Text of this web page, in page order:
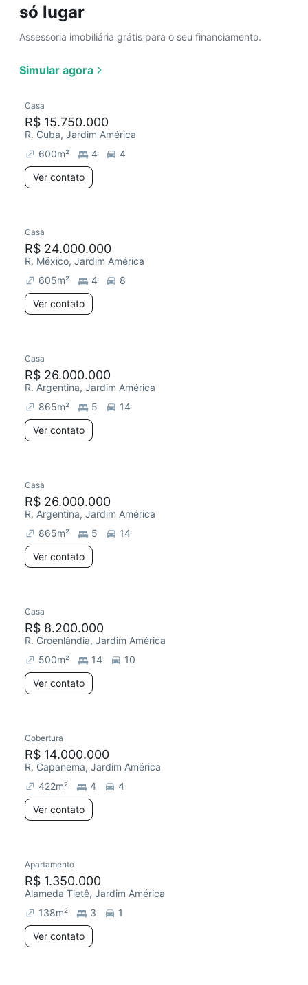
só lugar
Assessoria imobiliária grátis para o seu financiamento.
Simular agora
Casa
R$ 15.750.000
R. Cuba, Jardim América
600m² 4
4
Ver contato
Casa
R$ 24.000.000
R. México, Jardim América
605m² 4
8
Ver contato
Casa
R$ 26.000.000
R. Argentina, Jardim América
865m² 5
14
Ver contato
Casa
R$ 26.000.000
R. Argentina, Jardim América
865m² 5
14
Ver contato
Casa
R$ 8.200.000
R. Groenlândia, Jardim América
500m² 14
10
Ver contato
Cobertura
R$ 14.000.000
R. Capanema, Jardim América
422m² 4
4
Ver contato
Apartamento
R$ 1.350.000
Alameda Tietê, Jardim América
138m² 3
1
Ver contato